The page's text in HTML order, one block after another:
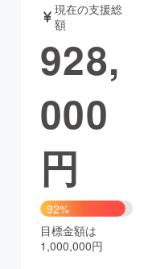
書籍・雑誌
チャレンジ
Creation
ya コミュニティ
現在の支援総
額
928,
000
円
92%
目標金額は
1,000,000円